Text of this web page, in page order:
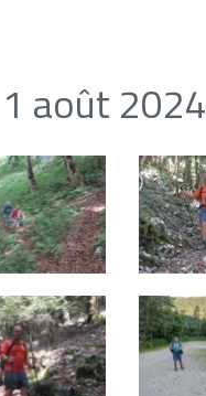
août 2024